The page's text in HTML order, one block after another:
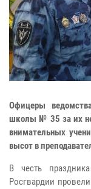
Офицеры
школы № 35 за их
внимательных
высот в
В честь
Росгвардии